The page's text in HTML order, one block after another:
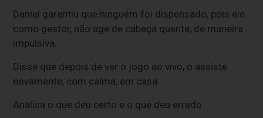
Daniel garantiu que ninguém foi dispensado, pois ele
como gestor, não age de cabeça quente, de maneira
impulsiva.
Disse que depois de ver o jogo ao vivo, o assiste
novamente, com calma, em casa.
Analisa o que deu certo e o que deu errado.